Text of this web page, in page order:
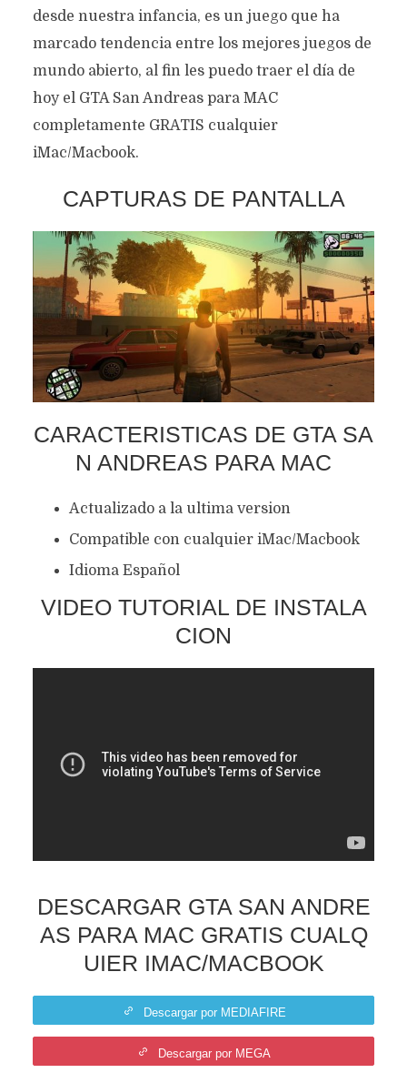
desde nuestra infancia, es un juego que ha
marcado tendencia entre los mejores juegos de
mundo abierto, al fin les puedo traer el día de
hoy el GTA San Andreas para MAC
completamente GRATIS cualquier
iMac/Macbook.
CAPTURAS DE PANTALLA
CARACTERISTICAS DE GTA SA
N ANDREAS PARA MAC
Actualizado a la ultima version
Compatible con cualquier iMac/Macbook
Idioma Español
VIDEO TUTORIAL DE INSTALA
CION
DESCARGAR GTA SAN ANDRE
AS PARA MAC GRATIS CUALQ
UIER IMAC/MACBOOK
Descargar por MEDIAFIRE
Descargar por MEGA